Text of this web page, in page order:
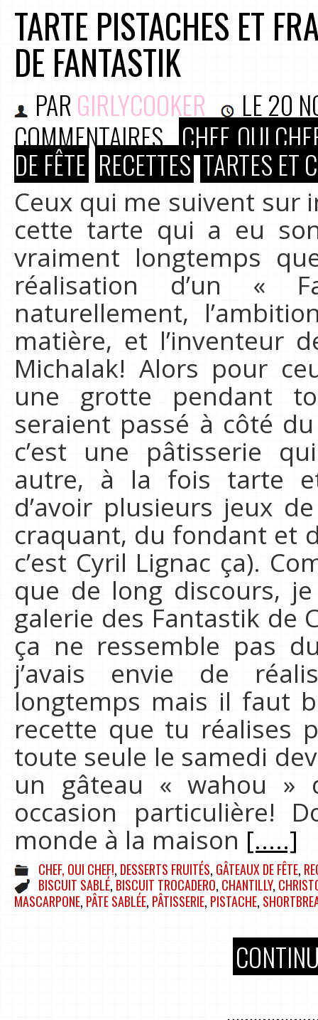
TARTE PISTACHES ET
DE FANTASTIK
PAR GIRLYCOOKER LE20
COMMENTAIRES CHEF, OUI
DE FÊTE RECETTES TARTES ET
Ceux qui me suivent sur
cette tarte qui a eu
vraiment longtemps
réalisation d’un «
naturellement,
matière, et l’inventeur
Michalak! Alors pour
une grotte pendant
seraient passé à côté
c’est une pâtisserie
autre, à la fois tarte
d’avoir plusieurs jeux
craquant, du fondant et
c’est Cyril Lignac ça).
que de long discours,
galerie des Fantastik de
ça ne ressemble pas
j’avais envie de
longtemps mais il faut
recette que tu réalises
toute seule le samedi
un gâteau « wahou »
occasion particulière!
monde à la maison [.....]
CHEF, OUI CHEF!, DESSERTS FRUITÉS, GÂTEAUX DE FÊTE,
BISCUIT SABLÉ, BISCUIT TROCADERO, CHANTILLY,
MASCARPONE, PÂTE SABLÉE, PÂTISSERIE, PISTACHE,